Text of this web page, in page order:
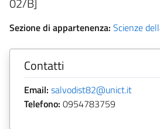
Sezione di appartenenza: Scienze
Contatti
Email: salvodist82@unict.it
Telefono: 0954783759